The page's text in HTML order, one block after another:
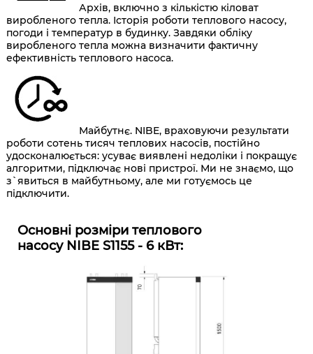
Архів, включно з кількістю кіловат
виробленого тепла. Історія роботи теплового насосу,
погоди і температур в будинку. Завдяки обліку
виробленого тепла можна визначити фактичну
ефективність теплового насоса.
Майбутнє. NIBE, враховуючи результати
роботи сотень тисяч теплових насосів, постійно
удосконалюється: усуває виявлені недоліки і покращує
алгоритми, підключає нові пристрої. Ми не знаємо, що
з`явиться в майбутньому, але ми готуємось це
підключити.
Основні розміри теплового
насосу NIBE S1155 - 6 кВт: